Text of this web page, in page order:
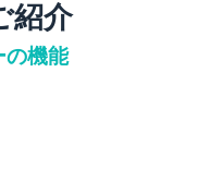
紹介
の機能